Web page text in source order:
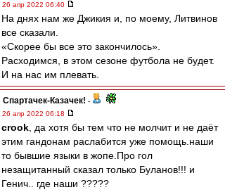
26 апр 2022 06:40
На днях нам же Джикия и, по моему, Литвинов
все сказали.
«Скорее бы все это закончилось».
Расходимся, в этом сезоне футбола не будет.
И на нас им плевать.
Спартачек-Казачек! -
26 апр 2022 06:18
crook , да хотя бы тем что не молчит и не даёт
этим гандонам раслабится уже помощь.наши
то бывшие языки в жопе.Про гол
незащитанный сказал только Буланов!!! и
Генич.. где наши ?????